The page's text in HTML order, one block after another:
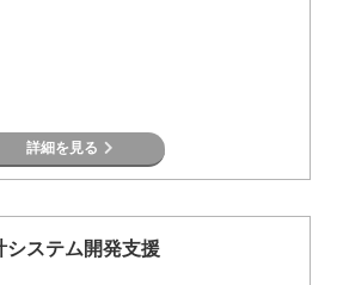
詳細を見る
システム開発支援